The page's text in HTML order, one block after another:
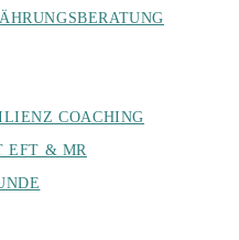
COACHING
EFT & MR